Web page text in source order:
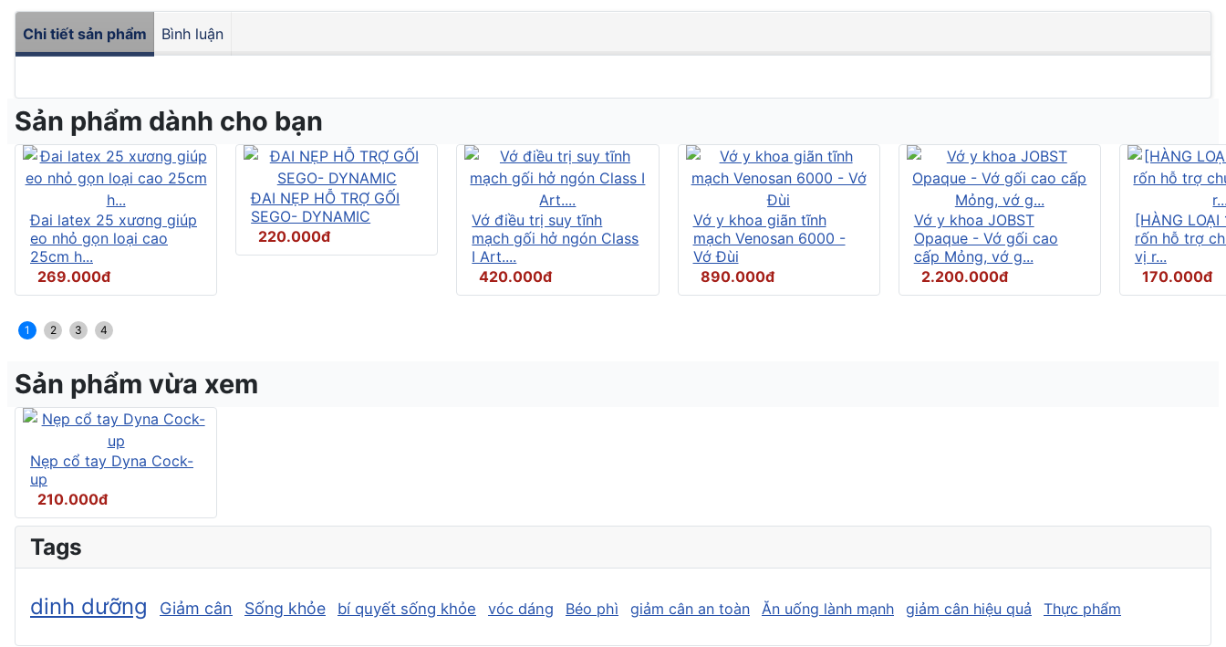
Chi tiết sản phẩm Bình luận
Sản phẩm dành cho bạn
Đai latex 25 xương giúp
eo nhỏ gọn loại cao
25cm h...
269.000đ
ĐAI NẸP HỖ TRỢ GỐI
SEGO- DYNAMIC
220.000đ
Vớ điều trị suy tĩnh
mạch gối hở ngón Class
I Art....
420.000đ
Vớ y khoa giãn tĩnh
mạch Venosan 6000 -
Vớ Đùi
890.000đ
Vớ y khoa JOBST
Opaque - Vớ gối cao
cấp Mỏng, vớ g...
2.200.000đ
[HÀNG
rốn hỗ trợ
vị r...
170.000đ
1 2 3 4
Sản phẩm vừa xem
Nẹp cổ tay Dyna Cock-
up
210.000đ
Tags
dinh dưỡng Giảm cân Sống khỏe bí quyết sống khỏe vóc dáng Béo phì giảm cân an toàn Ăn uống lành mạnh giảm cân hiệu quả Thực phẩm